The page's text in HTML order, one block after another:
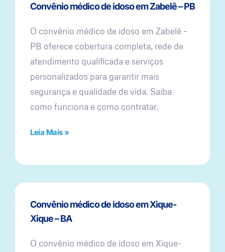
Convênio médico de idoso em Zabelê – PB
O convênio médico de idoso em Zabelê –
PB oferece cobertura completa, rede de
atendimento qualificada e serviços
personalizados para garantir mais
segurança e qualidade de vida. Saiba
como funciona e como contratar.
Leia Mais »
Convênio médico de idoso em Xique-
Xique – BA
O convênio médico de idoso em Xique-